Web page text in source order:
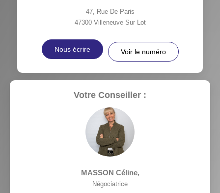
47, Rue De Paris
47300 Villeneuve Sur Lot
Nous écrire Voir le numéro
Votre Conseiller :
MASSON Céline,
Négociatrice